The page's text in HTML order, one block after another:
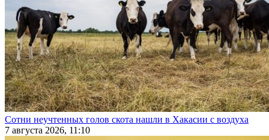
Сотни неучтенных голов скота нашли в Хакасии с воздуха
7 августа 2026, 11:10